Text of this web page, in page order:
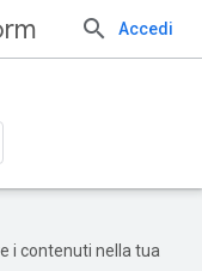
Accedi
i contenuti nella tua